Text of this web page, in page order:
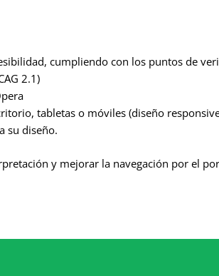
cumpliendo con los puntos de
2.1)
tabletas o móviles (diseño
su diseño.
y mejorar la navegación por el